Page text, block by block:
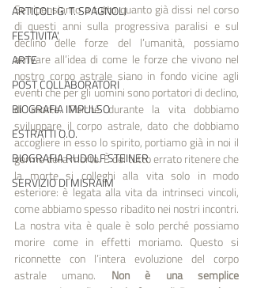
ARTICOLI G. T. SPAGNOLI
FESTIVITA'
ARTE
POST COLLABORATORI
BIOGRAFIA IMPULSO
ESTRATTI O.O.
BIOGRAFIA RUDOLF STEINER
SERVIZIO DI MISRAIM
Se ripensiamo a tutto quanto già dissi nel corso
di questi anni sulla progressiva paralisi e sul
declino delle forze del­ l’umanità, possiamo
arrivare all’idea di come le forze che vivono nel
nostro corpo astrale siano in fondo vicine agli
eventi che per gli uomini sono portatori di declino,
di morte. Poiché durante la vita dobbiamo
sviluppare il corpo astrale, dato che dobbiamo
accogliere in esso lo spirito, portiamo già in noi il
germe della morte. È del tutto errato ritenere che
la morte si colleghi alla vita solo in modo
esteriore: è legata alla vita da intrinseci vincoli,
come abbiamo spesso ribadito nei nostri incontri.
La nostra vita è quale è solo perché possiamo
morire come in effetti moriamo. Questo si
riconnette con l’intera evoluzione del corpo
astrale umano. Non è una sem­plice